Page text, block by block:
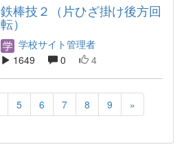
鉄棒技２（片ひざ掛け後方回
転）
学校サイト管理者
1649
0 4
5 6 7 8 9 »